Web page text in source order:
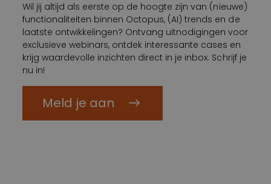
Wil jij altijd als eerste op de hoogte zijn van (nieuwe)
functionaliteiten binnen Octopus, (AI) trends en de
laatste ontwikkelingen? Ontvang uitnodigingen voor
exclusieve webinars, ontdek interessante cases en
krijg waardevolle inzichten direct in je inbox. Schrijf je
nu in!
Meld je aan